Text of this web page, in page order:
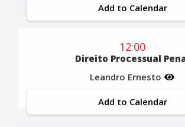
Add to Calendar
12:00
Direito Processual
Leandro Ernesto
Add to Calendar